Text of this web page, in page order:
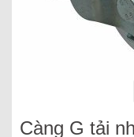
Càng G tải